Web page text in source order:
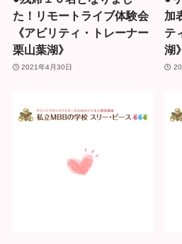
た！リモートライブ体験会
《アビリティ・トレーナー
栗山葉湖》
2021年4月30日
加
テ
湖》